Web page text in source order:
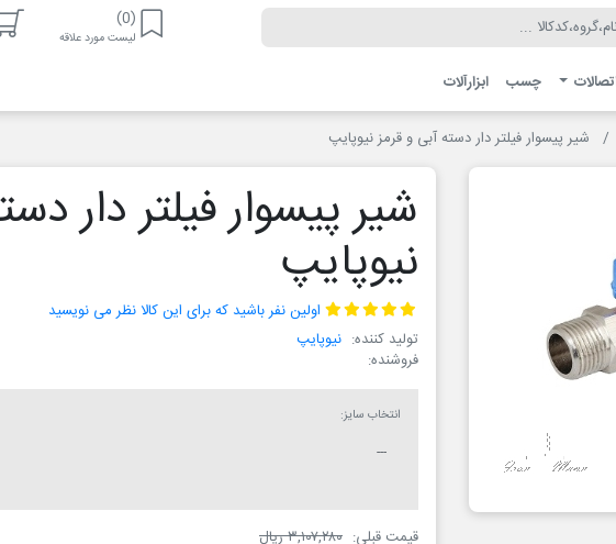
(0)
لیست مورد علاقه
چسب ابزارآلات
شیر پیسوار فیلتر دار دسته آبی و قرمز نیوپایپ
شیر پیسوار فیلتر دار
نیوپایپ
اولین نفر باشید که برای این کالا نظر می نویسید
تولید کننده: نیوپایپ
فروشنده:
انتخاب سایز:
قیمت قبلی: ۳,۱۰۷,۲۸۰ ریال